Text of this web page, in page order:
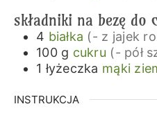
składniki na bezę do
4 białka (- z jajek
100 g cukru (- pół
1 łyżeczka mąki
INSTRUKCJA